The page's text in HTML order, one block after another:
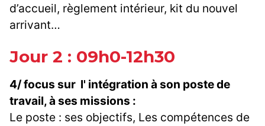
d’accueil, règlement intérieur, kit du nouvel
arrivant…
Jour 2 : 09h0-12h30
4/ focus sur l' intégration à son poste de
travail, à ses missions :
Le poste : ses objectifs, Les compétences de